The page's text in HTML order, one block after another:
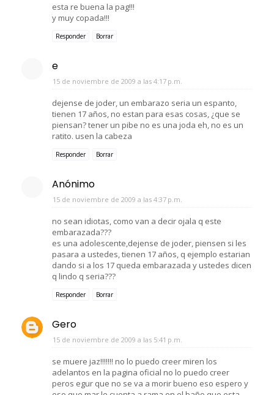
esta re buena la pag!!!
y muy copada!!!
Responder Borrar
e
15 de noviembre de 2009 a las 4:17 p.m.
dejense de joder, un embarazo seria un espanto,
tienen 17 años, no estan para esas cosas, ¿que se
piensan? tener un pibe no es una joda eh, no es un
ratito. usen la cabeza
Responder Borrar
Anónimo
15 de noviembre de 2009 a las 4:37 p.m.
no sean idiotas, como van a decir ojala q este
embarazada???
es una adolescente,dejense de joder, piensen si les
pasara a ustedes, tienen 17 años, q ejemplo estarian
dando si a los 17 queda embarazada y ustedes dicen
q lindo q seria???
Responder Borrar
Gero
15 de noviembre de 2009 a las 5:41 p.m.
se muere jaz!!!!!!! no lo puedo creer miren los
adelantos en la pagina oficial no lo puedo creer
peros egur que no se va a morir bueno eso espero y